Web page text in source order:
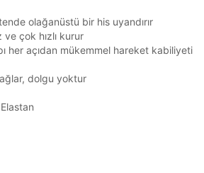
Kapat
olağanüstü bir his uyandırır
çok hızlı kurur
her açıdan mükemmel hareket kabiliyeti
dolgu yoktur
Doğuş Perakende Satış Giyim ve
A.Ş. bünyesinde yer alan
bana özel pazarlanması ve
şirketlerinde bulunan pazarlama